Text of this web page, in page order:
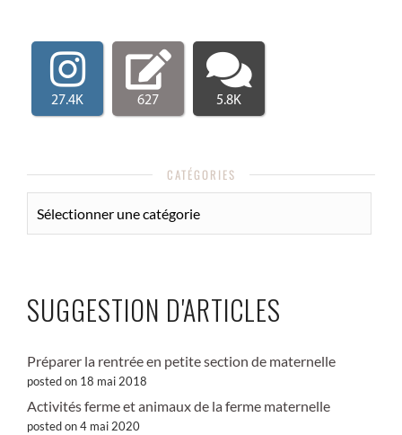
27.4K 627 5.8K
CATÉGORIES
CATÉGORIES
SUGGESTION D'ARTICLES
Préparer la rentrée en petite section de maternelle
posted on 18 mai 2018
Activités ferme et animaux de la ferme maternelle
posted on 4 mai 2020